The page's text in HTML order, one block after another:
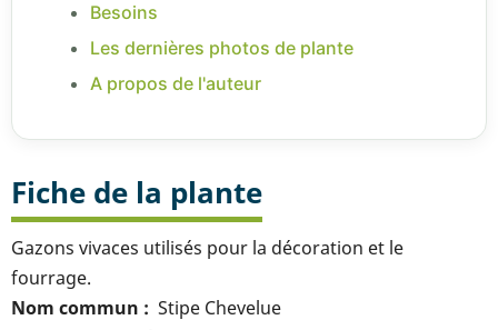
Besoins
Les dernières photos de plante
A propos de l'auteur
Fiche de la plante
Gazons vivaces utilisés pour la décoration et le
fourrage.
Nom commun
Stipe Chevelue